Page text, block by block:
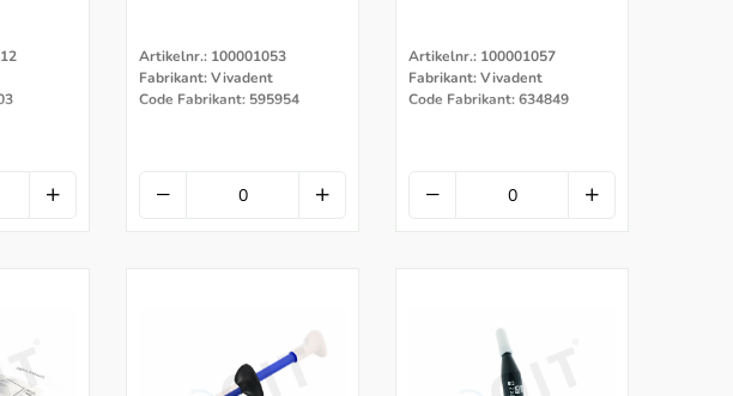
Artikelnr.: 100001053
Fabrikant: Vivadent
Code Fabrikant: 595954
Artikelnr.: 100001057
Fabrikant: Vivadent
Code Fabrikant: 634849